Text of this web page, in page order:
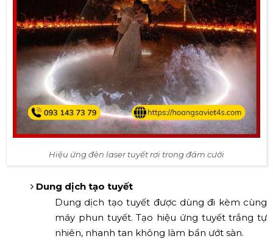
Hiệu ứng đèn laser tuyết rơi trong đám cưới
Dung dịch tạo tuyết
Dung dịch tạo tuyết được dùng đi kèm cùng
máy phun tuyết. Tạo hiệu ứng tuyết trắng tự
nhiên, nhanh tan không làm bẩn ướt sàn.